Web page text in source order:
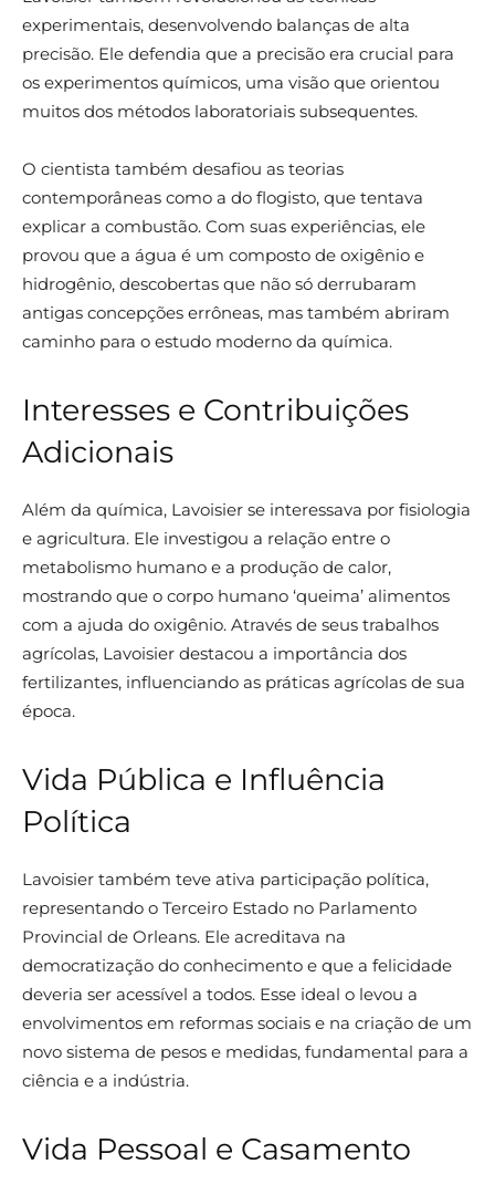
experimentais, desenvolvendo balanças de alta
precisão. Ele defendia que a precisão era crucial para
os experimentos químicos, uma visão que orientou
muitos dos métodos laboratoriais subsequentes.
O cientista também desafiou as teorias
contemporâneas como a do flogisto, que tentava
explicar a combustão. Com suas experiências, ele
provou que a água é um composto de oxigênio e
hidrogênio, descobertas que não só derrubaram
antigas concepções errôneas, mas também abriram
caminho para o estudo moderno da química.
Interesses e Contribuições
Adicionais
Além da química, Lavoisier se interessava por fisiologia
e agricultura. Ele investigou a relação entre o
metabolismo humano e a produção de calor,
mostrando que o corpo humano ‘queima’ alimentos
com a ajuda do oxigênio. Através de seus trabalhos
agrícolas, Lavoisier destacou a importância dos
fertilizantes, influenciando as práticas agrícolas de sua
época.
Vida Pública e Influência
Política
Lavoisier também teve ativa participação política,
representando o Terceiro Estado no Parlamento
Provincial de Orleans. Ele acreditava na
democratização do conhecimento e que a felicidade
deveria ser acessível a todos. Esse ideal o levou a
envolvimentos em reformas sociais e na criação de um
novo sistema de pesos e medidas, fundamental para a
ciência e a indústria.
Vida Pessoal e Casamento